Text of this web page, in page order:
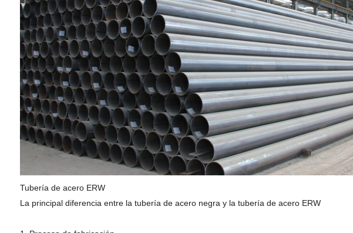
Tubería de acero ERW
La principal diferencia entre la tubería de acero negra y la tubería de acero ERW